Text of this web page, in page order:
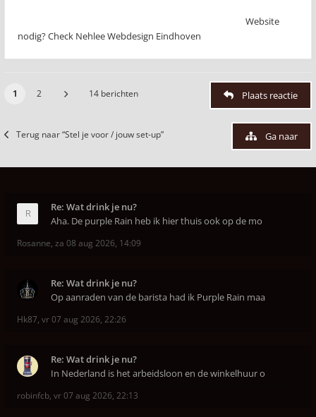
Website
nodig? Check Nehlee Webdesign Eindhoven
1 2 14 berichten Plaats reactie
Terug naar “Stel je voor / jouw set-up” Ga naar
Re: Wat drink je nu?
Aha. De purple Rain heb ik hier thuis ook op de mo
Rosanne, za 08 aug 2026, 14:09
Re: Wat drink je nu?
Op aanraden van de barista had ik Purple Rain maa
Hk87, vr 07 aug 2026, 22:26
Re: Wat drink je nu?
In Nederland is het arbeidsloon en de winkelhuur o
robinfcb, vr 07 aug 2026, 22:13